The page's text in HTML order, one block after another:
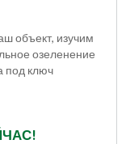
объект, изучим
озеленение
под ключ